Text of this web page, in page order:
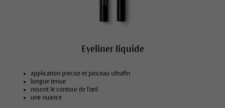
Eyeliner liquide
application précise et pinceau ultrafin
longue tenue
nourrit le contour de l'œil
une nuance